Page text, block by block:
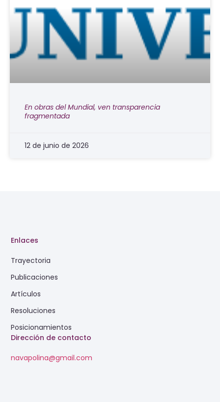
En obras del Mundial, ven transparencia
fragmentada
12 de junio de 2026
Dirección de contacto
navapolina@gmail.com
Enlaces
Trayectoria
Publicaciones
Artículos
Resoluciones
Posicionamientos